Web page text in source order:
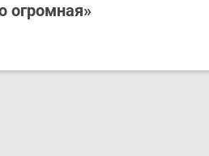
огромная»